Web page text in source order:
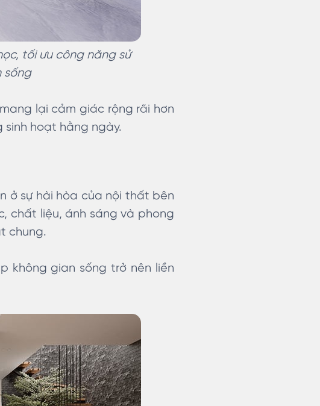
tối ưu công năng sử
sống
lại cảm giác rộng rãi hơn
hoạt hằng ngày.
ở sự hài hòa của nội thất bên
chất liệu, ánh sáng và phong
chung.
không gian sống trở nên liền